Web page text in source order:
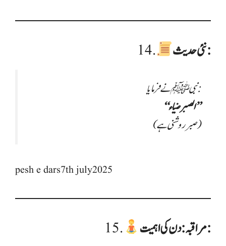
14. نئی حدیث:
نبی ﷺ نے فرمایا:
“الصبر ضياء”
(صبر روشنی ہے)
pesh e dars7th july2025
15. مراقبہ: دن کی اہمیت: